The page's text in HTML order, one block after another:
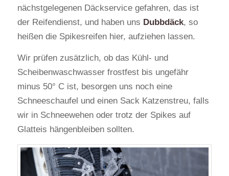
nächstgelegenen Däckservice gefahren, das ist
der Reifendienst, und haben uns Dubbdäck, so
heißen die Spikesreifen hier, aufziehen lassen.
Wir prüfen zusätzlich, ob das Kühl- und
Scheibenwaschwasser frostfest bis ungefähr
minus 50° C ist, besorgen uns noch eine
Schneeschaufel und einen Sack Katzenstreu, falls
wir in Schneewehen oder trotz der Spikes auf
Glatteis hängenbleiben sollten.